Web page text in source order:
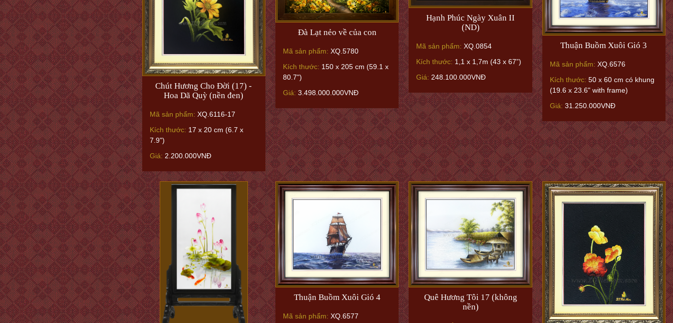
Chút Hương Cho Đời (17) -
Hoa Dã Quỳ (nền đen)
Mã sản phẩm: XQ.6116-17
Kích thước: 17 x 20 cm (6.7 x
7.9")
Giá: 2.200.000VNĐ
Đà Lạt nẻo về của con
Mã sản phẩm: XQ.5780
Kích thước: 150 x 205 cm (59.1 x
80.7")
Giá: 3.498.000.000VNĐ
Hạnh Phúc Ngày Xuân II
(ND)
Mã sản phẩm: XQ.0854
Kích thước: 1,1 x 1,7m (43 x 67”)
Giá: 248.100.000VNĐ
Thuận Buồm Xuôi Gió 3
Mã sản phẩm: XQ.6576
Kích thước: 50 x 60 cm có khung
(19.6 x 23.6" with frame)
Giá: 31.250.000VNĐ
Thuận Buồm Xuôi Gió 4
Mã sản phẩm: XQ.6577
Quê Hương Tôi 17 (không
nền)